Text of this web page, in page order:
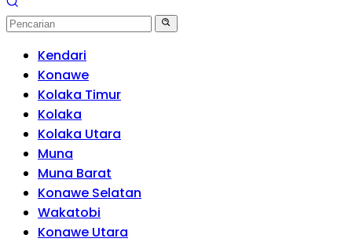
Kendari
Konawe
Kolaka Timur
Kolaka
Kolaka Utara
Muna
Muna Barat
Konawe Selatan
Wakatobi
Konawe Utara